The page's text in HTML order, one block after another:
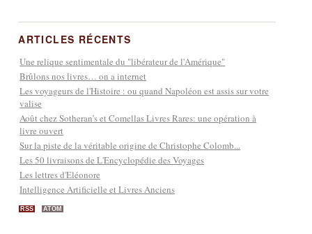
ARTICLES RÉCENTS
Une relique sentimentale du "libérateur de l'Amérique"
Brûlons nos livres… on a internet
Les voyageurs de l'Histoire : ou quand Napoléon est assis sur votre
valise
Août chez Sotheran’s et Comellas Livres Rares: une opération à
livre ouvert
Sur la piste de la véritable origine de Christophe Colomb...
Les 50 livraisons de L'Encyclopédie des Voyages
Les lettres d'Eléonore
Intelligence Artificielle et Livres Anciens
RSS ATOM